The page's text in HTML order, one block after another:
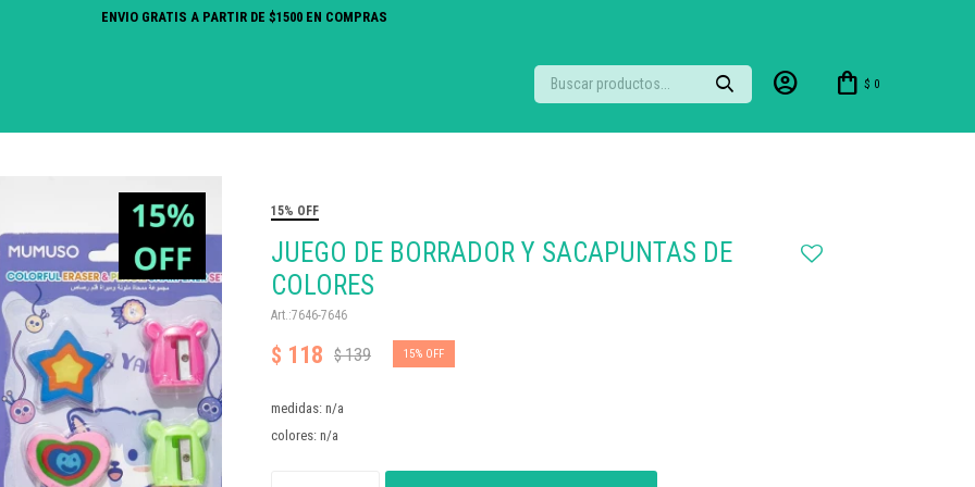
ENVIO GRATIS A PARTIR DE $1500 EN COMPRAS
$ 0
15% OFF
JUEGO DE BORRADOR Y SACAPUNTAS DE
COLORES
7646-7646
$ 118 $139 15
medidas: n/a
colores: n/a